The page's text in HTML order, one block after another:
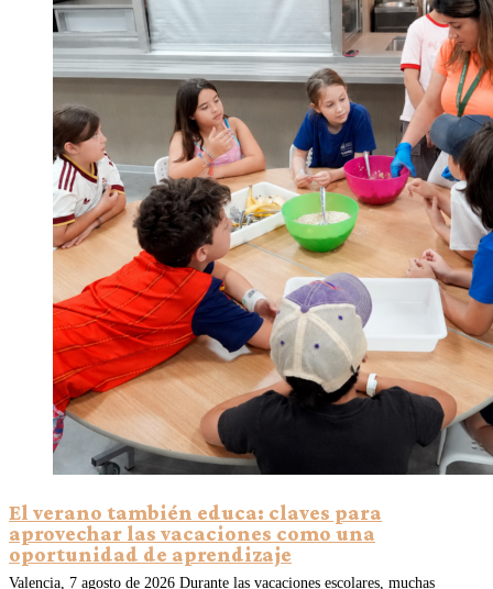
El verano también educa: claves para
aprovechar las vacaciones como una
oportunidad de aprendizaje
Valencia, 7 agosto de 2026 Durante las vacaciones escolares, muchas